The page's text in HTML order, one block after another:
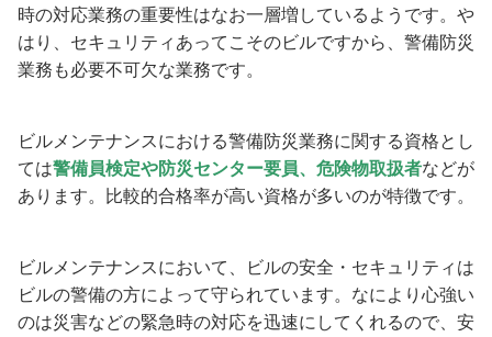
時の対応業務の重要性はなお一層増しているようです。や
はり、セキュリティあってこそのビルですから、警備防災
業務も必要不可欠な業務です。
ビルメンテナンスにおける警備防災業務に関する資格とし
ては警備員検定や防災センター要員、危険物取扱者などが
あります。比較的合格率が高い資格が多いのが特徴です。
ビルメンテナンスにおいて、ビルの安全・セキュリティは
ビルの警備の方によって守られています。なにより心強い
のは災害などの緊急時の対応を迅速にしてくれるので、安